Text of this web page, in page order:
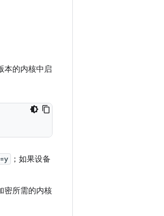
本的内核中启
；如果设备
密所需的内核